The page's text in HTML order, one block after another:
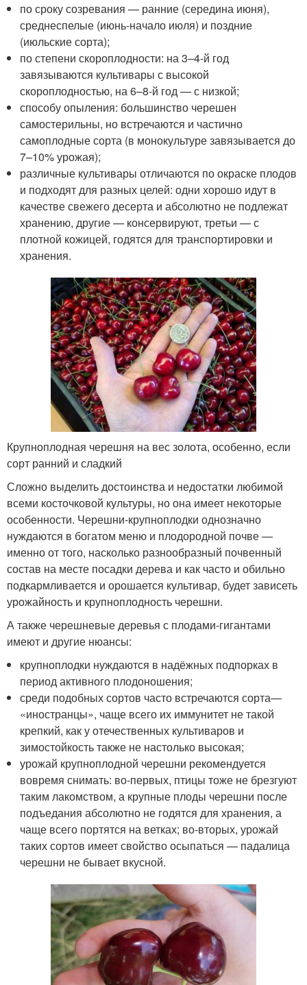
по сроку созревания — ранние (середина июня),
среднеспелые (июнь-начало июля) и поздние
(июльские сорта);
по степени скороплодности: на 3–4-й год
завязываются культивары с высокой
скороплодностью, на 6–8-й год — с низкой;
способу опыления: большинство черешен
самостерильны, но встречаются и частично
самоплодные сорта (в монокультуре завязывается до
7–10% урожая);
различные культивары отличаются по окраске плодов
и подходят для разных целей: одни хорошо идут в
качестве свежего десерта и абсолютно не подлежат
хранению, другие — консервируют, третьи — с
плотной кожицей, годятся для транспортировки и
хранения.
Крупноплодная черешня на вес золота, особенно, если
сорт ранний и сладкий
Сложно выделить достоинства и недостатки любимой
всеми косточковой культуры, но она имеет некоторые
особенности. Черешни-крупноплодки однозначно
нуждаются в богатом меню и плодородной почве —
именно от того, насколько разнообразный почвенный
состав на месте посадки дерева и как часто и обильно
подкармливается и орошается культивар, будет зависеть
урожайность и крупноплодность черешни.
А также черешневые деревья с плодами-гигантами
имеют и другие нюансы:
крупноплодки нуждаются в надёжных подпорках в
период активного плодоношения;
среди подобных сортов часто встречаются сорта—
«иностранцы», чаще всего их иммунитет не такой
крепкий, как у отечественных культиваров и
зимостойкость также не настолько высокая;
урожай крупноплодной черешни рекомендуется
вовремя снимать: во-первых, птицы тоже не брезгуют
таким лакомством, а крупные плоды черешни после
подъедания абсолютно не годятся для хранения, а
чаще всего портятся на ветках; во-вторых, урожай
таких сортов имеет свойство осыпаться — падалица
черешни не бывает вкусной.